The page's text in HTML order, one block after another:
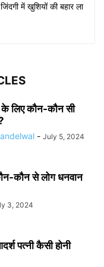
में खुशियों की बहार ला
लिए कौन-कौन सी
- July 5, 2024
कौन से लोग धनवान
3, 2024
पत्नी कैसी होनी